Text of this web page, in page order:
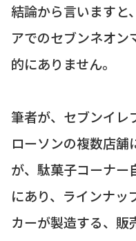
結論から言いますと
アでのセブンネオン
的にありません。
筆者が、セブンイレ
ローソンの複数店舗
が、駄菓子コーナー
にあり、ラインナッ
カーが製造する、販